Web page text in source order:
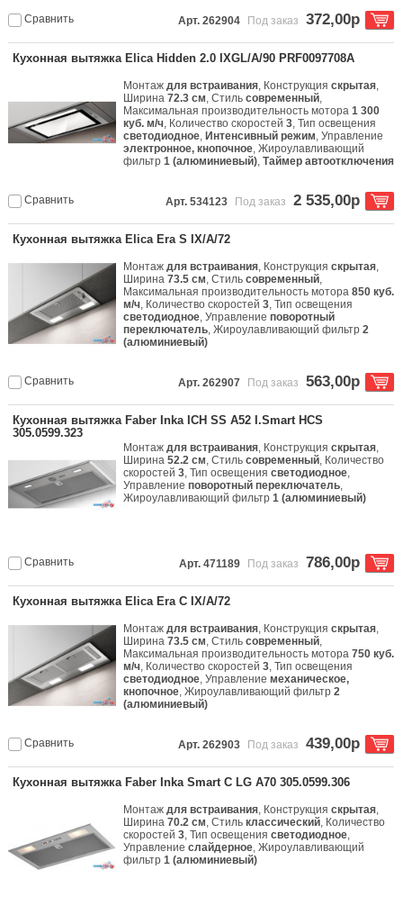
Сравнить Арт. 262904 Под заказ 372,00р
Кухонная вытяжка Elica Hidden 2.0 IXGL/A/90 PRF0097708A
Монтаждля встраивания, Конструкцияскрытая,
Ширина72.3 см, Стильсовременный,
Максимальная производительность мотора1 300
куб. м/ч, Количество скоростей3, Тип освещения
светодиодное, Интенсивный режим, Управление
электронное, кнопочное, Жироулавливающий
фильтр1 (алюминиевый),Таймер автоотключения
Сравнить Арт. 534123 Под заказ 2 535,00р
Кухонная вытяжка Elica Era S IX/A/72
Монтаждля встраивания, Конструкцияскрытая,
Ширина73.5 см, Стильсовременный,
Максимальная производительность мотора850 куб.
м/ч, Количество скоростей3, Тип освещения
светодиодное, Управлениеповоротный
переключатель, Жироулавливающий фильтр2
(алюминиевый)
Сравнить Арт. 262907 Под заказ 563,00р
Кухонная вытяжка Faber Inka ICH SS A52 I.Smart HCS
305.0599.323
Монтаждля встраивания, Конструкцияскрытая,
Ширина52.2 см, Стильсовременный, Количество
скоростей3, Тип освещениясветодиодное,
Управлениеповоротный переключатель,
Жироулавливающий фильтр1 (алюминиевый)
Сравнить Арт. 471189 Под заказ 786,00р
Кухонная вытяжка Elica Era C IX/A/72
Монтаждля встраивания, Конструкцияскрытая,
Ширина73.5 см, Стильсовременный,
Максимальная производительность мотора750 куб.
м/ч, Количество скоростей3, Тип освещения
светодиодное, Управлениемеханическое,
кнопочное, Жироулавливающий фильтр2
(алюминиевый)
Сравнить Арт. 262903 Под заказ 439,00р
Кухонная вытяжка Faber Inka Smart C LG A70 305.0599.306
Монтаждля встраивания, Конструкцияскрытая,
Ширина70.2 см, Стильклассический, Количество
скоростей3, Тип освещениясветодиодное,
Управлениеслайдерное, Жироулавливающий
фильтр1 (алюминиевый)